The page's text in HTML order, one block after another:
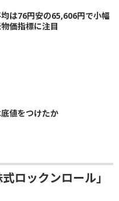
均は76円安の65,606円で小幅
価指標に注目
値をつけたか
ロックンロール」